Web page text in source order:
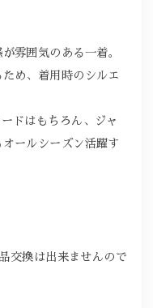
雰囲気のある一着。
め、着用時のシルエ
ドはもちろん、ジャ
ールシーズン活躍す
換は出来ませんので